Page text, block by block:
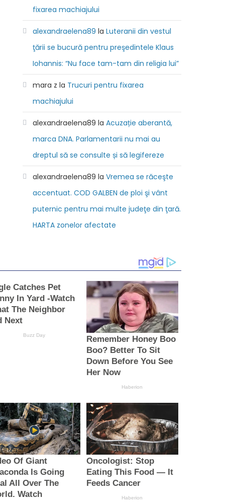
fixarea machiajului
alexandraelena89 laLuteranii din vestul
ţării se bucură pentru preşedintele Klaus
Iohannis: “Nu face tam-tam din religia lui”
mara z la Trucuri pentru fixarea
machiajului
alexandraelena89 laAcuzație aberantă,
marca DNA. Parlamentarii nu mai au
dreptul să se consulte și să legifereze
alexandraelena89 laVremea se răceşte
accentuat. COD GALBEN de ploi şi vânt
puternic pentru mai multe judeţe din ţară.
HARTA zonelor afectate